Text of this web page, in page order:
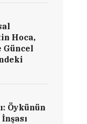
Hoca,
Güncel
Öykünün